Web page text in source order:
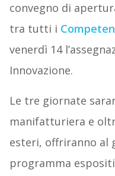
convegno di
tra tutti i
venerdì 14
Innovazione.
Le tre giornate
manifatturiera e
esteri, offriranno al
programma